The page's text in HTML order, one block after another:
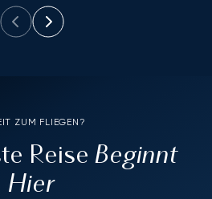
ZUM FLIEGEN?
ReiseBeginnt
Hier